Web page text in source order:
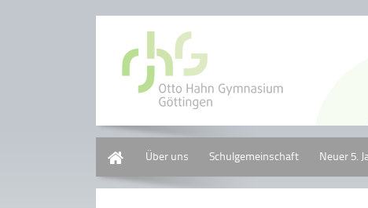
Über uns Schulgemeinschaft Neuer 5.